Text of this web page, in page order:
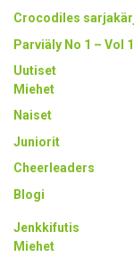
Crocodiles
Parviäly No 1 – Vol
Uutiset
Miehet
Naiset
Juniorit
Cheerleaders
Blogi
Jenkkifutis
Miehet